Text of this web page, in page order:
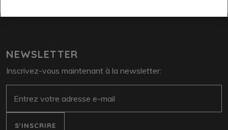
NEWSLETTER
Inscrivez-vous maintenant à la newsletter:
S'INSCRIRE